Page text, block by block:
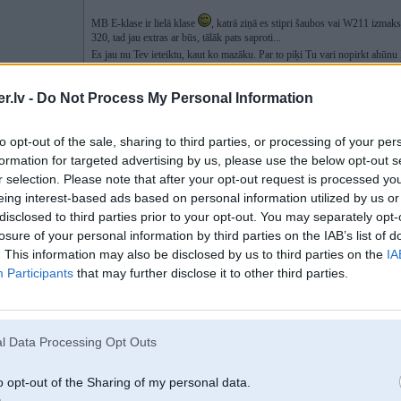
- Do Not Process My Personal Information
opt-out of the sale, sharing to third parties, or processing of your
for targeted advertising by us, please use the below opt-out
selection. Please note that after your opt-out request is processed
interest-based ads based on personal information utilized by us
to third parties prior to your opt-out. You may separately
of your personal information by third parties on the IAB’s list of
This information may also be disclosed by us to third parties on the
Participants that may further disclose it to other third parties.
Data Processing Opt Outs
opt-out of the Sharing of my personal data.
MB E-klase ir lielā klase
, katrā ziņā es stipri šaubos vai W211
320, tad jau extras ar būs, tālāk pats saproti...
Es jau nu Tev ieteiktu, kaut ko mazāku. Par to piķi Tu vari nopirkt ahūnu
19. May 2009, 23:22
19 May 2009, 18:23:40 Rolanc rakstīja:
...jo es vairs nemīlu savu mitsu
kā mitsu var vispār mīlet, ja vien nav evo